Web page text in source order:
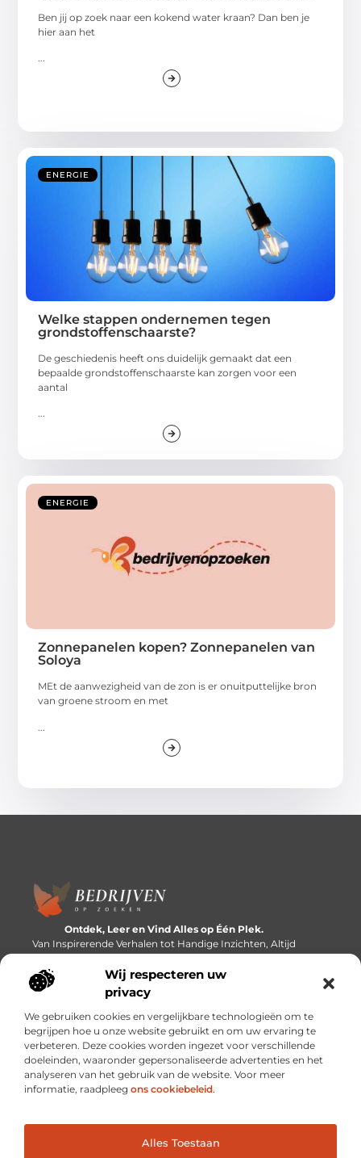
Wij respecteren uw
privacy
We gebruiken cookies en vergelijkbare technologieën om te
begrijpen hoe u onze website gebruikt en om uw ervaring te
verbeteren. Deze cookies worden ingezet voor verschillende
doeleinden, waaronder gepersonaliseerde advertenties en het
analyseren van het gebruik van de website. Voor meer
informatie, raadpleeg ons cookiebeleid.
Alles Toestaan
Ben jij op zoek naar een kokend water kraan? Dan ben je
hier aan het
...
ENERGIE
Welke stappen ondernemen tegen
grondstoffenschaarste?
De geschiedenis heeft ons duidelijk gemaakt dat een
bepaalde grondstoffenschaarste kan zorgen voor een
aantal
...
ENERGIE
Zonnepanelen kopen? Zonnepanelen van
Soloya
MEt de aanwezigheid van de zon is er onuitputtelijke bron
van groene stroom en met
Ontdek, Leer en Vind Alles op Één Plek.
Van Inspirerende Verhalen tot Handige Inzichten, Altijd
Binnen Handbereik.
Bericht categorie
Onze informatie